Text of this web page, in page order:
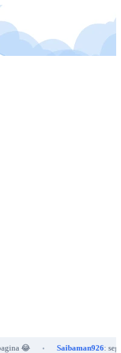
• Saibaman926: segundoooo